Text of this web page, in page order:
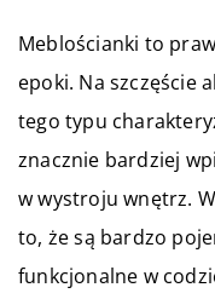
Meblościanki to
epoki. Na szczęście
tego typu
znacznie bardziej
w wystroju wnętrz.
to, że są bardzo
funkcjonalne w